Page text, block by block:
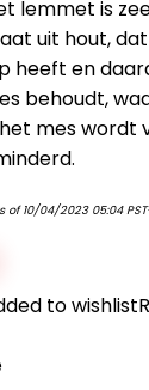
lemmet is
uit hout,
heeft en
behoudt,
mes wordt
of 10/04/2023 05:04
to wishlist